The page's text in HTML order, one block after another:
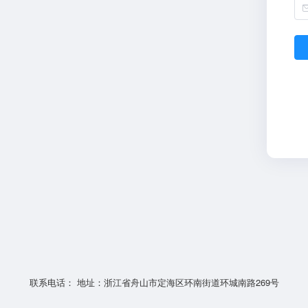
联系电话： 地址：浙江省舟山市定海区环南街道环城南路269号